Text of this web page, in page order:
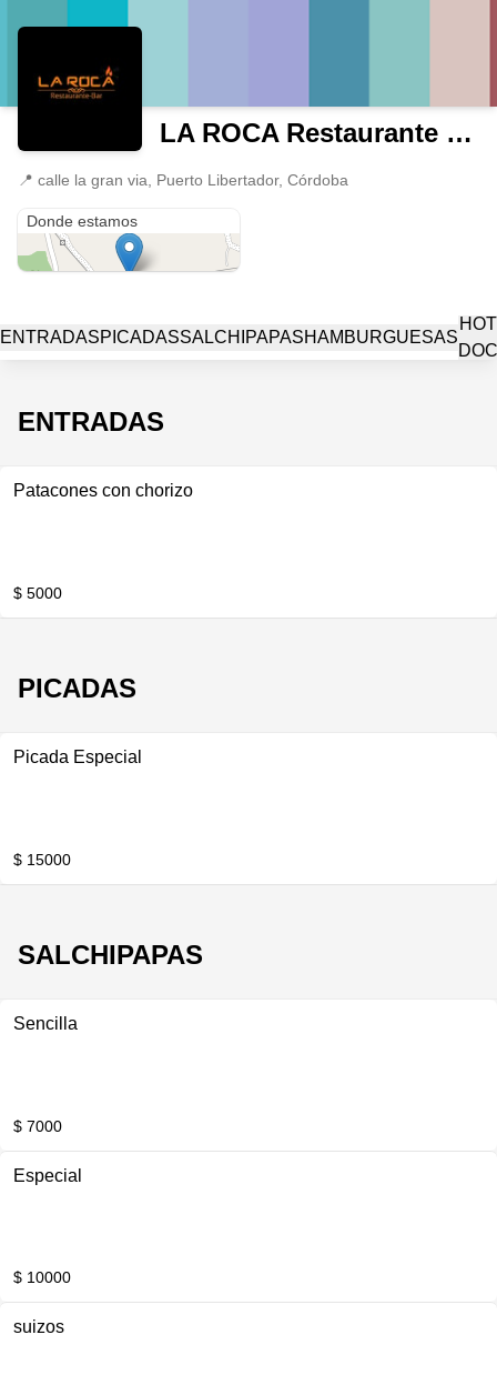
LA ROCA Restaurante & Bar
📍 calle la gran via, Puerto Libertador, Córdoba
Donde estamos
ENTRADASPICADASSALCHIPAPASHAMBURGUESAS
HOT
DOC
ENTRADAS
Patacones con chorizo
$ 5000
PICADAS
Picada Especial
$ 15000
SALCHIPAPAS
Sencilla
$ 7000
Especial
$ 10000
suizos